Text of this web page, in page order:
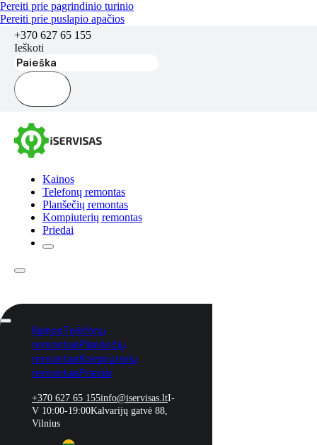
Pereiti prie pagrindinio turinio
Pereiti prie puslapio apačios
+370 627 65 155
Ieškoti
Kainos
Telefonų remontas
Planšečių remontas
Kompiuterių remontas
Priedai
KainosTelefonų
remontasPlanšečių
remontasKompiuterių
remontasPriedai
+370 627 65 155info@iservisas.ltI-
V 10:00-19:00Kalvarijų gatvė 88,
Vilnius